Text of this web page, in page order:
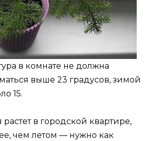
в комнате не должна
выше 23 градусов, зимой
15.
растет в городской квартире,
чем летом — нужно как